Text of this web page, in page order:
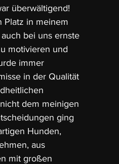
überwältigend!
Platz in meinem
bei uns ernste
motivieren und
immer
in der Qualität
dem meinigen
ging
Hunden,
aus
mit großen